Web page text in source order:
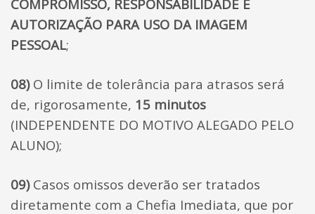
COMPROMISSO, RESPONSABILIDADE E
AUTORIZAÇÃO PARA USO DA IMAGEM
PESSOAL;
08) O limite de tolerância para atrasos será
de, rigorosamente, 15 minutos
(INDEPENDENTE DO MOTIVO ALEGADO PELO
ALUNO);
09)Casos omissos deverão ser tratados
diretamente com a Chefia Imediata, que por